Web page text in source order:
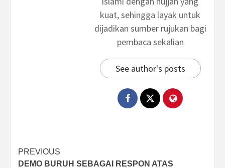
kuat, sehingga layak untuk
dijadikan sumber rujukan bagi
pembaca sekalian
See author's posts
Post
PREVIOUS
DEMO BURUH SEBAGAI RESPON ATAS